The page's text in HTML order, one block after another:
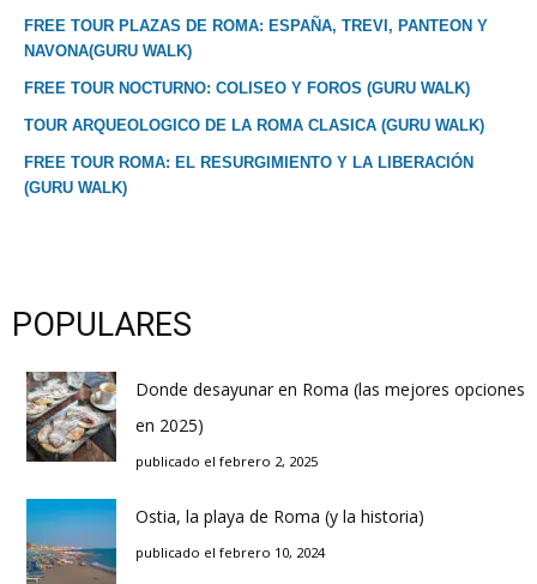
FREE TOUR PLAZAS DE ROMA: ESPAÑA, TREVI, PANTEON Y
NAVONA(GURU WALK)
FREE TOUR NOCTURNO: COLISEO Y FOROS (GURU WALK)
TOUR ARQUEOLOGICO DE LA ROMA CLASICA (GURU WALK)
FREE TOUR ROMA: EL RESURGIMIENTO Y LA LIBERACIÓN
(GURU WALK)
POPULARES
Donde desayunar en Roma (las mejores opciones
en 2025)
publicado el febrero 2, 2025
Ostia, la playa de Roma (y la historia)
publicado el febrero 10, 2024